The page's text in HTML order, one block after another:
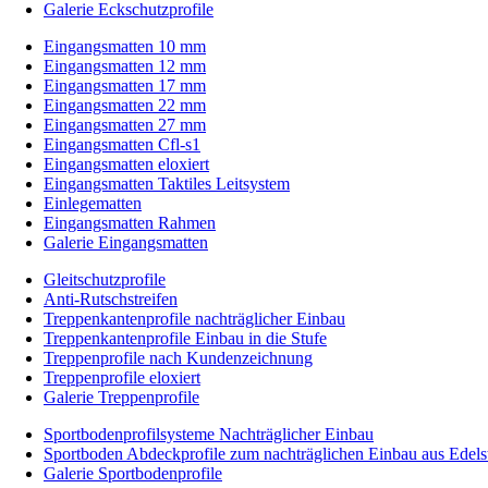
Galerie Eckschutzprofile
Eingangsmatten 10 mm
Eingangsmatten 12 mm
Eingangsmatten 17 mm
Eingangsmatten 22 mm
Eingangsmatten 27 mm
Eingangsmatten Cfl-s1
Eingangsmatten eloxiert
Eingangsmatten Taktiles Leitsystem
Einlegematten
Eingangsmatten Rahmen
Galerie Eingangsmatten
Gleitschutzprofile
Anti-Rutschstreifen
Treppenkantenprofile nachträglicher Einbau
Treppenkantenprofile Einbau in die Stufe
Treppenprofile nach Kundenzeichnung
Treppenprofile eloxiert
Galerie Treppenprofile
Sportbodenprofilsysteme Nachträglicher Einbau
Sportboden Abdeckprofile zum nachträglichen Einbau aus
Galerie Sportbodenprofile